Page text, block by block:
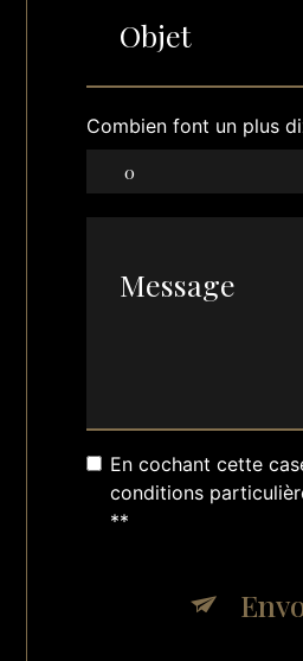
Combien font un plus
En cochant cette
conditions
**